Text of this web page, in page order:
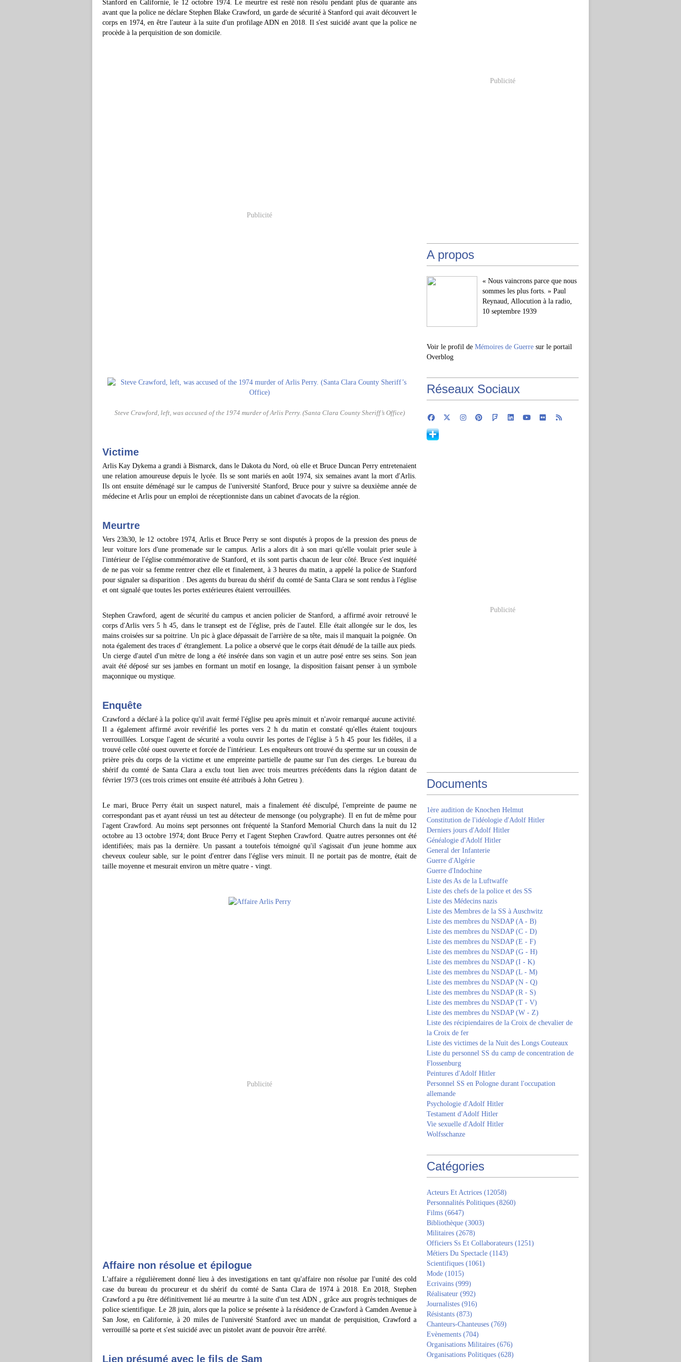
Stanford en Californie, le 12 octobre 1974. Le meurtre est resté non résolu pendant plus de quarante ans
avant que la police ne déclare Stephen Blake Crawford, un garde de sécurité à Stanford qui avait découvert le
corps en 1974, en être l'auteur à la suite d'un profilage ADN en 2018. Il s'est suicidé avant que la police ne
procède à la perquisition de son domicile.
Publicité
Steve Crawford, left, was accused of the 1974 murder of Arlis Perry. (Santa Clara County Sheriff’s Office)
Victime
Arlis Kay Dykema a grandi à Bismarck, dans le Dakota du Nord, où elle et Bruce Duncan Perry entretenaient
une relation amoureuse depuis le lycée. Ils se sont mariés en août 1974, six semaines avant la mort d'Arlis.
Ils ont ensuite déménagé sur le campus de l'université Stanford, Bruce pour y suivre sa deuxième année de
médecine et Arlis pour un emploi de réceptionniste dans un cabinet d'avocats de la région.
Meurtre
Vers 23h30, le 12 octobre 1974, Arlis et Bruce Perry se sont disputés à propos de la pression des pneus de
leur voiture lors d'une promenade sur le campus. Arlis a alors dit à son mari qu'elle voulait prier seule à
l'intérieur de l'église commémorative de Stanford, et ils sont partis chacun de leur côté. Bruce s'est inquiété
de ne pas voir sa femme rentrer chez elle et finalement, à 3 heures du matin, a appelé la police de Stanford
pour signaler sa disparition . Des agents du bureau du shérif du comté de Santa Clara se sont rendus à l'église
et ont signalé que toutes les portes extérieures étaient verrouillées.
Stephen Crawford, agent de sécurité du campus et ancien policier de Stanford, a affirmé avoir retrouvé le
corps d'Arlis vers 5 h 45, dans le transept est de l'église, près de l'autel. Elle était allongée sur le dos, les
mains croisées sur sa poitrine. Un pic à glace dépassait de l'arrière de sa tête, mais il manquait la poignée. On
nota également des traces d' étranglement. La police a observé que le corps était dénudé de la taille aux pieds.
Un cierge d'autel d'un mètre de long a été insérée dans son vagin et un autre posé entre ses seins. Son jean
avait été déposé sur ses jambes en formant un motif en losange, la disposition faisant penser à un symbole
maçonnique ou mystique.
Enquête
Crawford a déclaré à la police qu'il avait fermé l'église peu après minuit et n'avoir remarqué aucune activité.
Il a également affirmé avoir revérifié les portes vers 2 h du matin et constaté qu'elles étaient toujours
verrouillées. Lorsque l'agent de sécurité a voulu ouvrir les portes de l'église à 5 h 45 pour les fidèles, il a
trouvé celle côté ouest ouverte et forcée de l'intérieur. Les enquêteurs ont trouvé du sperme sur un coussin de
prière près du corps de la victime et une empreinte partielle de paume sur l'un des cierges. Le bureau du
shérif du comté de Santa Clara a exclu tout lien avec trois meurtres précédents dans la région datant de
février 1973 (ces trois crimes ont ensuite été attribués à John Getreu ).
Le mari, Bruce Perry était un suspect naturel, mais a finalement été disculpé, l'empreinte de paume ne
correspondant pas et ayant réussi un test au détecteur de mensonge (ou polygraphe). Il en fut de même pour
l'agent Crawford. Au moins sept personnes ont fréquenté la Stanford Memorial Church dans la nuit du 12
octobre au 13 octobre 1974; dont Bruce Perry et l'agent Stephen Crawford. Quatre autres personnes ont été
identifiées; mais pas la dernière. Un passant a toutefois témoigné qu'il s'agissait d'un jeune homme aux
cheveux couleur sable, sur le point d'entrer dans l'église vers minuit. Il ne portait pas de montre, était de
taille moyenne et mesurait environ un mètre quatre - vingt.
Publicité
Affaire non résolue et épilogue
L'affaire a régulièrement donné lieu à des investigations en tant qu'affaire non résolue par l'unité des cold
case du bureau du procureur et du shérif du comté de Santa Clara de 1974 à 2018. En 2018, Stephen
Crawford a pu être définitivement lié au meurtre à la suite d'un test ADN , grâce aux progrès techniques de
police scientifique. Le 28 juin, alors que la police se présente à la résidence de Crawford à Camden Avenue à
San Jose, en Californie, à 20 miles de l'université Stanford avec un mandat de perquisition, Crawford a
verrouillé sa porte et s'est suicidé avec un pistolet avant de pouvoir être arrêté.
Lien présumé avec le fils de Sam
Publicité
A propos
« Nous vaincrons parce que nous
sommes les plus forts. » Paul
Reynaud, Allocution à la radio,
10 septembre 1939
Voir le profil de Mémoires de Guerre sur le portail
Overblog
Réseaux Sociaux
Publicité
Documents
1ère audition de Knochen Helmut
Constitution de l'idéologie d'Adolf Hitler
Derniers jours d'Adolf Hitler
Généalogie d'Adolf Hitler
General der Infanterie
Guerre d'Algérie
Guerre d'Indochine
Liste des As de la Luftwaffe
Liste des chefs de la police et des SS
Liste des Médecins nazis
Liste des Membres de la SS à Auschwitz
Liste des membres du NSDAP (A - B)
Liste des membres du NSDAP (C - D)
Liste des membres du NSDAP (E - F)
Liste des membres du NSDAP (G - H)
Liste des membres du NSDAP (I - K)
Liste des membres du NSDAP (L - M)
Liste des membres du NSDAP (N - Q)
Liste des membres du NSDAP (R - S)
Liste des membres du NSDAP (T - V)
Liste des membres du NSDAP (W - Z)
Liste des récipiendaires de la Croix de chevalier de
la Croix de fer
Liste des victimes de la Nuit des Longs Couteaux
Liste du personnel SS du camp de concentration de
Flossenburg
Peintures d'Adolf Hitler
Personnel SS en Pologne durant l'occupation
allemande
Psychologie d'Adolf Hitler
Testament d'Adolf Hitler
Vie sexuelle d'Adolf Hitler
Wolfsschanze
Catégories
Acteurs Et Actrices (12058)
Personnalités Politiques (8260)
Films (6647)
Bibliothèque (3003)
Militaires (2678)
Officiers Ss Et Collaborateurs (1251)
Métiers Du Spectacle (1143)
Scientifiques (1061)
Mode (1015)
Ecrivains (999)
Réalisateur (992)
Journalistes (916)
Résistants (873)
Chanteurs-Chanteuses (769)
Evènements (704)
Organisations Militaires (676)
Organisations Politiques (628)